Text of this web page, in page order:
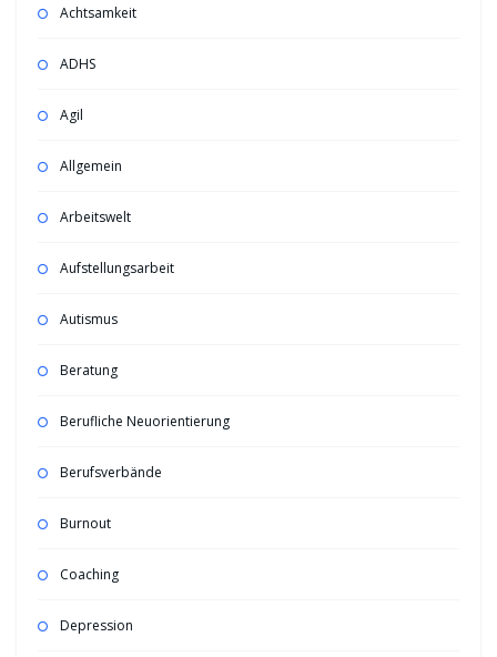
Achtsamkeit
ADHS
Agil
Allgemein
Arbeitswelt
Aufstellungsarbeit
Autismus
Beratung
Berufliche Neuorientierung
Berufsverbände
Burnout
Coaching
Depression